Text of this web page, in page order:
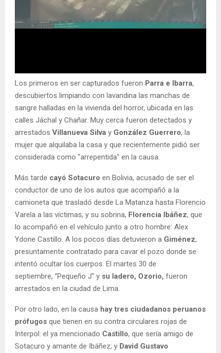
Los primeros en ser capturados fueron Parra e Ibarra,
descubiertos limpiando con lavandina las manchas de
sangre halladas en la vivienda del horror, ubicada en las
calles Jáchal y Chañar. Muy cerca fueron detectados y
arrestados Villanueva Silva y González Guerrero, la
mujer que alquilaba la casa y que recientemente pidió ser
considerada como "arrepentida" en la causa.
Más tarde cayó Sotacuro en Bolivia, acusado de ser el
conductor de uno de los autos que acompañó a la
camioneta que trasladó desde La Matanza hasta Florencio
Varela a las víctimas, y su sobrina, Florencia Ibáñez, que
lo acompañó en el vehículo junto a otro hombre: Alex
Ydone Castillo. A los pocos días detuvieron a Giménez,
presuntamente contratado para cavar el pozo donde se
intentó ocultar los cuerpos. El martes 30 de
septiembre, “Pequeño J” y su ladero, Ozorio, fueron
arrestados en la ciudad de Lima.
Por otro lado, en la causa hay tres ciudadanos peruanos
prófugos que tienen en su contra circulares rojas de
Interpol: el ya mencionado Castillo, que sería amigo de
Sotacuro y amante de Ibáñez; y David Gustavo